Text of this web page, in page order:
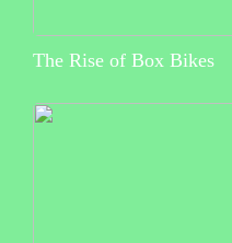
The Rise of Box Bikes